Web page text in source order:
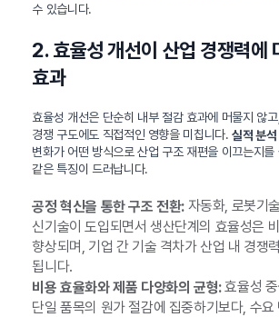
수 있습니다.
2. 효율성 개선이 산업 경쟁력에
효과
효율성 개선은 단순히 내부 절감 효과에 머물지 않
경쟁 구도에도 직접적인 영향을 미칩니다.실적 분
변화가 어떤 방식으로 산업 구조 재편을 이끄는지를
같은 특징이 드러납니다.
공정 혁신을 통한 구조 전환:자동화, 로봇기
신기술이 도입되면서 생산단계의 효율성은
향상되며, 기업 간 기술 격차가 산업 내 경쟁
됩니다.
비용 효율화와 제품 다양화의 균형:효율성
단일 품목의 원가 절감에 집중하기보다, 수요